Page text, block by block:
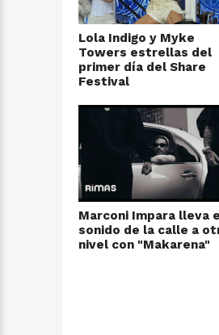
Lola Indigo y Myke
Towers estrellas del
primer día del Share
Festival
Marconi Impara lleva
sonido de la calle a
nivel con "Makarena"